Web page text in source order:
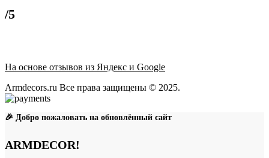
/5
На основе отзывов из Яндекс и Google
Armdecors.ru Все права защищены © 2025. ​
🎉 Добро пожаловать на обновлённый сайт
ARMDECOR!